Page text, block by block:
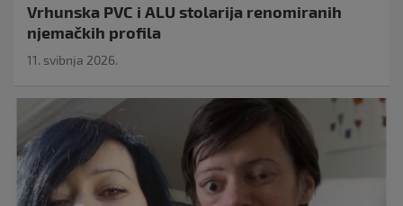
Vrhunska PVC i ALU stolarija renomiranih
njemačkih profila
11. svibnja 2026.